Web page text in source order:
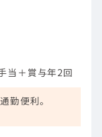
当＋賞与年2回
勤便利。